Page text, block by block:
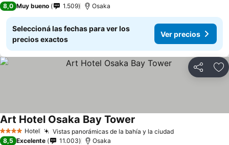
8,0 Muy bueno 1.509 Osaka
Seleccioná las fechas para ver los
precios exactos
Ver precios
Compartir
4 EstrellasHotel Vistas panorámicas de la bahía y la ciudad
Art Hotel Osaka Bay Tower
8,5 Excelente 11.003 Osaka